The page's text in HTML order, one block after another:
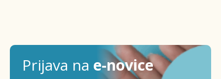
Prijava na e-novice